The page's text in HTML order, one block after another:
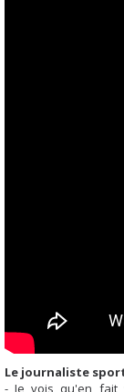
Le journaliste
- Je vois qu'en fait